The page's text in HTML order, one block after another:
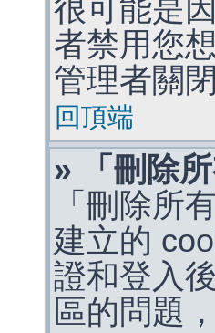
很可能是
者禁用您
管理者關
回頂端
» 「刪除
「刪除所
建立的
證和登入
區的問題